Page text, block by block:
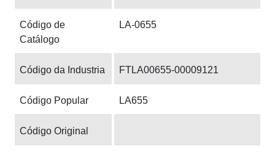
Código de
Catálogo
LA-0655
Código da Industria FTLA00655-00009121
Código Popular LA655
Código Original